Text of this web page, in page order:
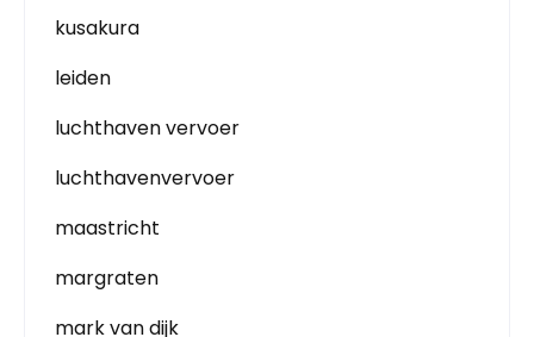
kusakura
leiden
luchthaven vervoer
luchthavenvervoer
maastricht
margraten
mark van dijk